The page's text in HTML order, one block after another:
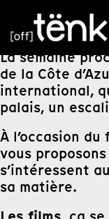
La semaine
de la Côte
international,
palais, un
À l’occasion
vous
s’intéressent
sa matière.